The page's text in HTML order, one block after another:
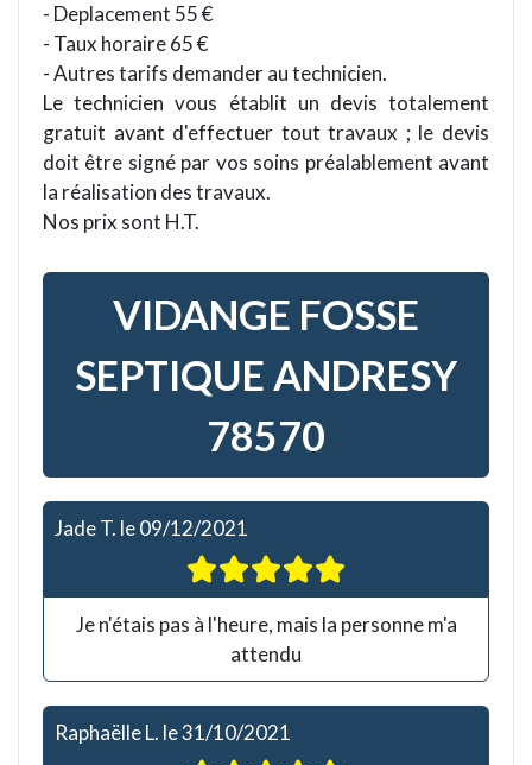
- Deplacement 55 €
- Taux horaire 65 €
- Autres tarifs demander au technicien.
Le technicien vous établit un devis totalement
gratuit avant d'effectuer tout travaux ; le devis
doit être signé par vos soins préalablement avant
la réalisation des travaux.
Nos prix sont H.T.
VIDANGE FOSSE
SEPTIQUE ANDRESY
78570
Jade T. le09/12/2021
Je n'étais pas à l'heure, mais la personne m'a
attendu
Raphaëlle L. le31/10/2021